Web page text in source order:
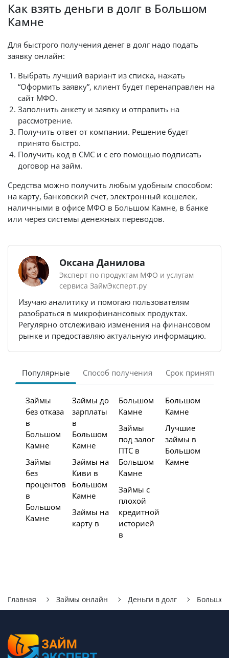
Как взять деньги в долг в Большом
Камне
Для быстрого получения денег в долг надо подать
заявку онлайн:
Выбрать лучший вариант из списка, нажать
“Оформить заявку”, клиент будет перенаправлен на
сайт МФО.
Заполнить анкету и заявку и отправить на
рассмотрение.
Получить ответ от компании. Решение будет
принято быстро.
Получить код в СМС и с его помощью подписать
договор на займ.
Средства можно получить любым удобным способом:
на карту, банковский счет, электронный кошелек,
наличными в офисе МФО в Большом Камне, в банке
или через системы денежных переводов.
Оксана Данилова
Эксперт по продуктам МФО и услугам
сервиса ЗаймЭксперт.ру
Изучаю аналитику и помогаю пользователям
разобраться в микрофинансовых продуктах.
Регулярно отслеживаю изменения на финансовом
рынке и предоставляю актуальную информацию.
Популярные Способ получения Срок принятия
Займы
без отказа
в
Большом
Камне
Займы
без
процентов
в
Большом
Камне
Займы до
зарплаты
в
Большом
Камне
Займы на
Киви в
Большом
Камне
Займы на
карту в
Большом
Камне
Займы
под залог
ПТС в
Большом
Камне
Займы с
плохой
кредитной
историей
в
Большом
Камне
Лучшие
займы в
Большом
Камне
Главная Займы онлайн Деньги в долг